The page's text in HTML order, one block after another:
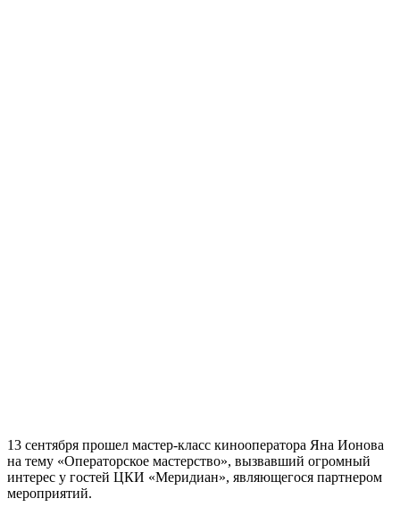
13 сентября прошел мастер-класс кинооператора Яна Ионова
на тему «Операторское мастерство», вызвавший огромный
интерес у гостей ЦКИ «Меридиан», являющегося партнером
мероприятий.